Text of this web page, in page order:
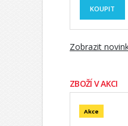
KOUPIT
Zobrazit
ZBOŽÍ V AKCI
Akce